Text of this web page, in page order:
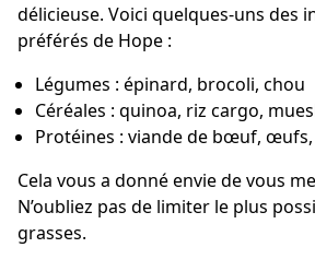
délicieuse. Voici quelques-uns des
préférés de Hope :
Légumes : épinard, brocoli, chou
Céréales : quinoa, riz cargo,
Protéines : viande de bœuf, œufs,
Cela vous a donné envie de vous
N’oubliez pas de limiter le plus
grasses.